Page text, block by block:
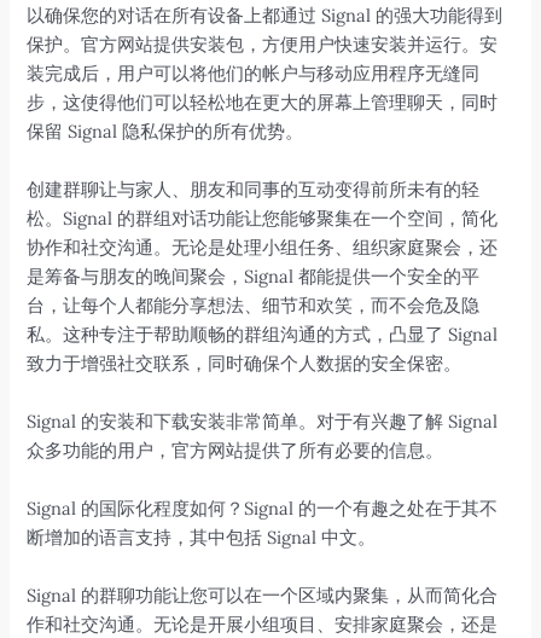
以确保您的对话在所有设备上都通过 Signal 的强大功能得到
保护。官方网站提供安装包，方便用户快速安装并运行。安
装完成后，用户可以将他们的帐户与移动应用程序无缝同
步，这使得他们可以轻松地在更大的屏幕上管理聊天，同时
保留 Signal 隐私保护的所有优势。
创建群聊让与家人、朋友和同事的互动变得前所未有的轻
松。Signal 的群组对话功能让您能够聚集在一个空间，简化
协作和社交沟通。无论是处理小组任务、组织家庭聚会，还
是筹备与朋友的晚间聚会，Signal 都能提供一个安全的平
台，让每个人都能分享想法、细节和欢笑，而不会危及隐
私。这种专注于帮助顺畅的群组沟通的方式，凸显了 Signal
致力于增强社交联系，同时确保个人数据的安全保密。
Signal 的安装和下载安装非常简单。对于有兴趣了解 Signal
众多功能的用户，官方网站提供了所有必要的信息。
Signal 的国际化程度如何？Signal 的一个有趣之处在于其不
断增加的语言支持，其中包括 Signal 中文。
Signal 的群聊功能让您可以在一个区域内聚集，从而简化合
作和社交沟通。无论是开展小组项目、安排家庭聚会，还是